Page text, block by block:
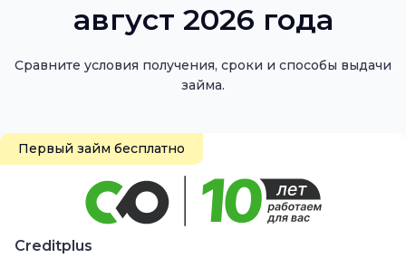
август 2026 года
Сравните условия получения, сроки и способы выдачи
займа.
Первый займ бесплатно
Creditplus